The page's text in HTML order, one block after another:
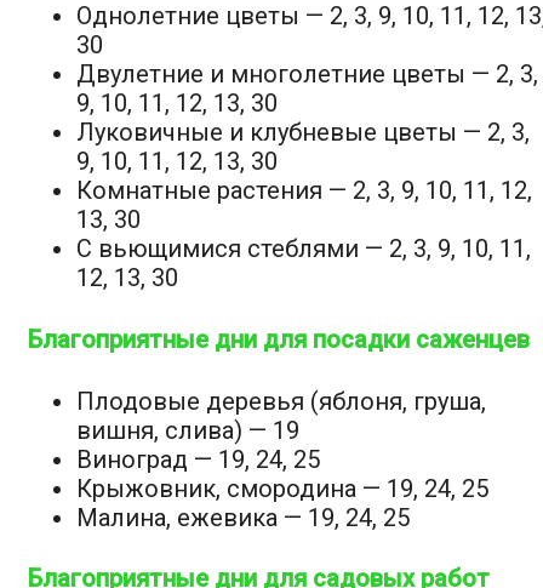
Однолетние цветы — 2, 3, 9, 10, 11, 12,
30
Двулетние и многолетние цветы — 2, 3,
9, 10, 11, 12, 13, 30
Луковичные и клубневые цветы — 2, 3,
9, 10, 11, 12, 13, 30
Комнатные растения — 2, 3, 9, 10, 11, 12,
13, 30
С вьющимися стеблями — 2, 3, 9, 10, 11,
12, 13, 30
Благоприятные дни для посадки саженцев
Плодовые деревья (яблоня, груша,
вишня, слива) — 19
Виноград — 19, 24, 25
Крыжовник, смородина — 19, 24, 25
Малина, ежевика — 19, 24, 25
Благоприятные дни для садовых работ